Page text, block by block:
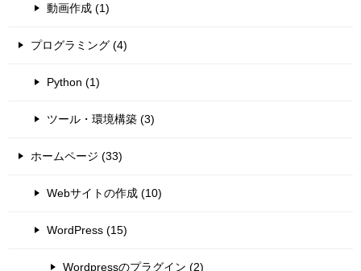
動画作成 (1)
プログラミング (4)
Python (1)
ツール・環境構築 (3)
ホームページ (33)
Webサイトの作成 (10)
WordPress (15)
Wordpressのプラグイン (2)